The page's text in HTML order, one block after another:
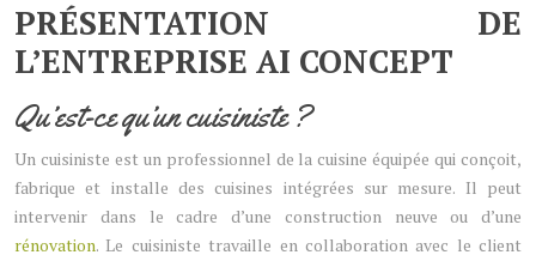
PRÉSENTATION DE
L’ENTREPRISE AI CONCEPT
Qu’est-ce qu’un cuisiniste ?
Un cuisiniste est un professionnel de la cuisine équipée qui conçoit,
fabrique et installe des cuisines intégrées sur mesure. Il peut
intervenir dans le cadre d’une construction neuve ou d’une
rénovation. Le cuisiniste travaille en collaboration avec le client